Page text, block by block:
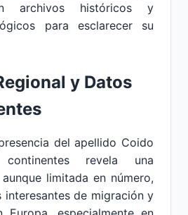
archivos históricos y
para esclarecer su
y Datos
del apellido Coido
revela una
limitada en número,
interesantes de migración y